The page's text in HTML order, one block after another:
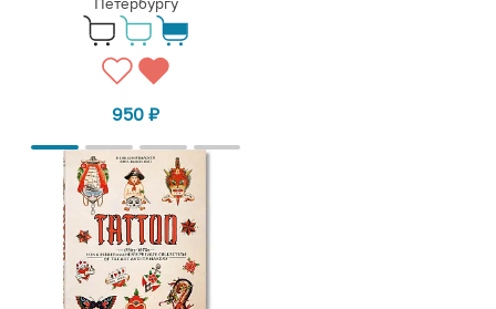
950₽